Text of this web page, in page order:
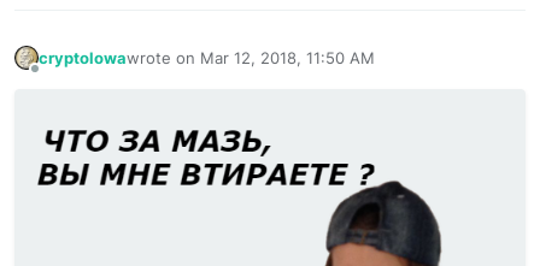
cryptolowawrote on Mar 12, 2018, 11:50 AM
last edited by